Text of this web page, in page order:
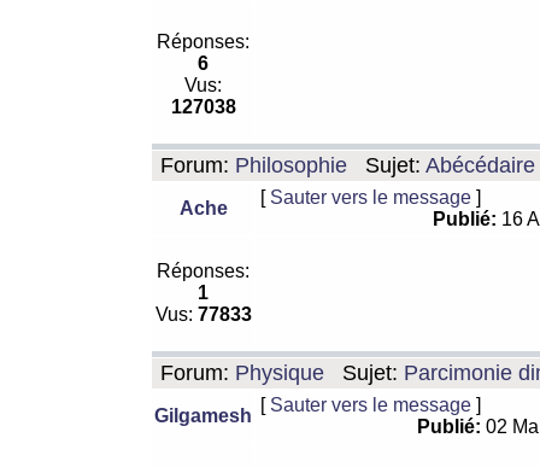
Réponses:
6
Vus:
127038
Forum: Philosophie Sujet: Abécédaire
Ache
[ Sauter vers le message ]
Publié: 16
Réponses:
1
Vus: 77833
Forum: Physique Sujet: Parcimonie
Gilgamesh
[ Sauter vers le message ]
Publié: 02